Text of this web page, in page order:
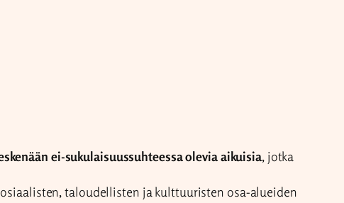
ei-sukulaisuussuhteessa olevia aikuisia, jotka
taloudellisten ja kulttuuristen osa-alueiden